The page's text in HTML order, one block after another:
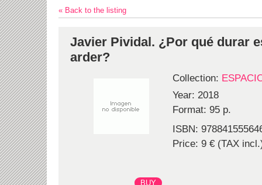
« Back to the listing
Javier Pividal. ¿Por qué durar
arder?
Collection:
Year: 2018
Format: 95 p.
ISBN:
Price: 9 € (TAX